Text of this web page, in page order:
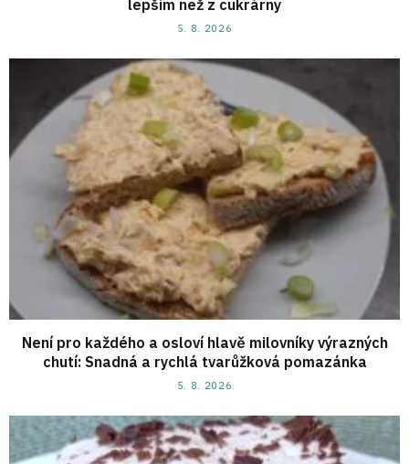
lepším než z cukrárny
5. 8. 2026
Není pro každého a osloví hlavě milovníky výrazných
chutí: Snadná a rychlá tvarůžková pomazánka
5. 8. 2026